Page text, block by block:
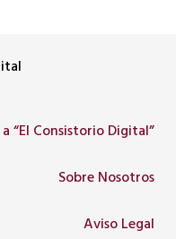
“El Consistorio Digital”
Sobre Nosotros
Aviso Legal